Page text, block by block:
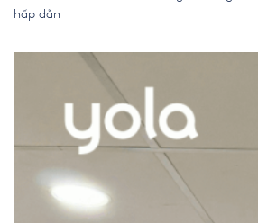
hấp dẫn